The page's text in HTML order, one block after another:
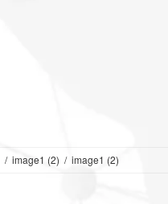
image1 (2) image1 (2)